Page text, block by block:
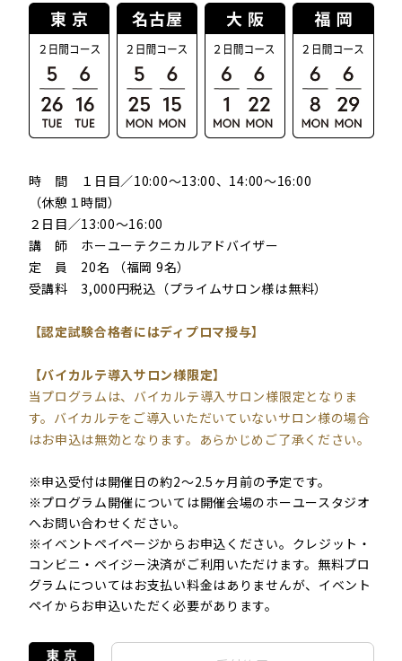
時 間 １日目／10:00～13:00、14:00～16:00
（休憩１時間）
２日目／13:00～16:00
講 師 ホーユーテクニカルアドバイザー
定 員 20名 （福岡 9名）
受講料 3,000円税込（プライムサロン様は無料）
【認定試験合格者にはディプロマ授与】
【バイカルテ導入サロン様限定】
当プログラムは、バイカルテ導入サロン様限定となりま
す。バイカルテをご導入いただいていないサロン様の場合
はお申込は無効となります。あらかじめご了承ください。
※申込受付は開催日の約2〜2.5ヶ月前の予定です。
※プログラム開催については開催会場のホーユースタジオ
へお問い合わせください。
※イベントペイページからお申込ください。クレジット・
コンビニ・ペイジー決済がご利用いただけます。無料プロ
グラムについてはお支払い料金はありませんが、イベント
ペイからお申込いただく必要があります。